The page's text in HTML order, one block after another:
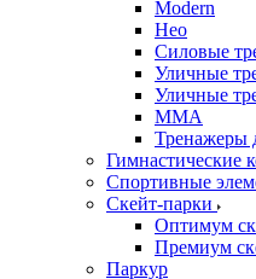
Modern
Нео
Силовые
Уличные
Уличные
ММА
Тренажеры
Гимнастические
Спортивные
Скейт-парки
Оптимум
Премиум
Паркур